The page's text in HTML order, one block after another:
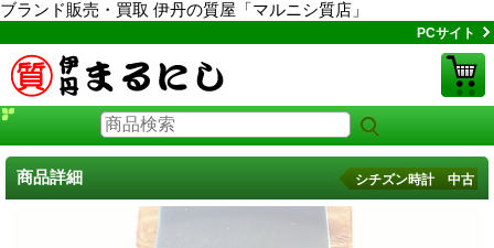
ブランド販売・買取 伊丹の質屋「マルニシ質店」
PCサイト
商品詳細 シチズン時計 中古